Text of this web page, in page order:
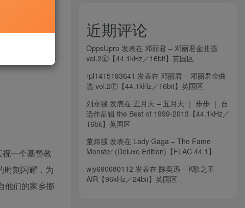
一个基督教
时刻闪耀，为
他们的家乡挪
近期评论
OppsUpro 发表在 邓丽君 – 邓丽君金曲选
vol.2Ⓔ【44.1kHz／16bit】英国区
rpl1415193641 发表在 邓丽君 – 邓丽君金曲
选 vol.2Ⓔ【44.1kHz／16bit】英国区
刘永强 发表在 五月天 – 五月天 ｜ 步步 ｜ 自
选作品辑 the Best of 1999-2013【44.1kHz／
16bit】英国区
董炜强 发表在 Lady Gaga – The Fame
Monster (Deluxe Edition)【FLAC 44.1】
wjy690680112 发表在 陈奕迅 – K歌之王
AIR【96kHz／24bit】英国区